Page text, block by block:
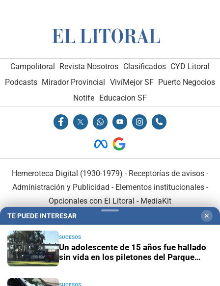
Campolitoral Revista Nosotros Clasificados CYD Litoral
Podcasts Mirador Provincial VivíMejor SF Puerto Negocios
Notife
Educacion SF
Hemeroteca Digital (1930-1979) - Receptorías de avisos -
Administración y Publicidad - Elementos institucionales-
Opcionales con El Litoral - MediaKit
TE PUEDE INTERESAR ✕
SUCESOS
Un adolescente de 15 años fue hallado
sin vida en los piletones del Parque
SUCESOS